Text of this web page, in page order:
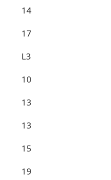
14
17
L3
10
13
13
15
19